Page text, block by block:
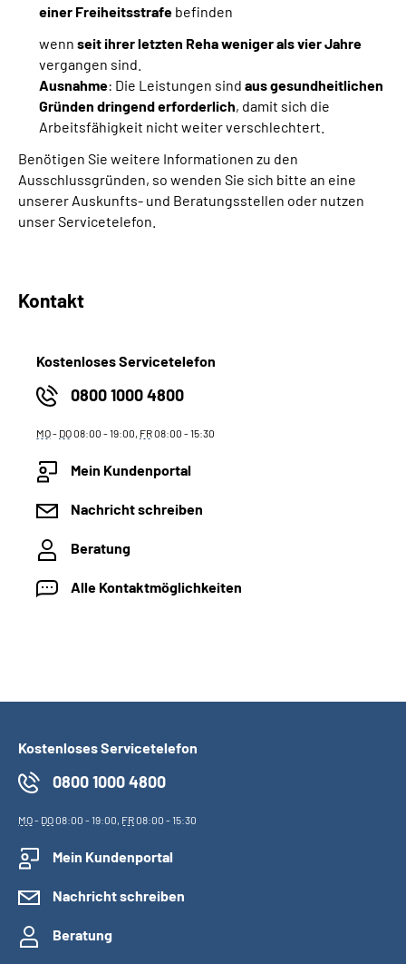
einer Freiheitsstrafe befinden
wenn seit ihrer letzten Reha weniger als vier Jahre
vergangen sind.
Ausnahme: Die Leistungen sind aus gesundheitlichen
Gründen dringend erforderlich, damit sich die
Arbeitsfähigkeit nicht weiter verschlechtert.
Benötigen Sie weitere Informationen zu den
Ausschlussgründen, so wenden Sie sich bitte an eine
unserer Auskunfts- und Beratungsstellen oder nutzen
unser Servicetelefon.
Kontakt
Kostenloses Servicetelefon
0800 1000 4800
MO- DO08:00 - 19:00, FR08:00 - 15:30
Mein Kundenportal
Nachricht schreiben
Beratung
Alle Kontaktmöglichkeiten
Kostenloses Servicetelefon
0800 1000 4800
MO- DO08:00 - 19:00, FR08:00 - 15:30
Mein Kundenportal
Nachricht schreiben
Beratung